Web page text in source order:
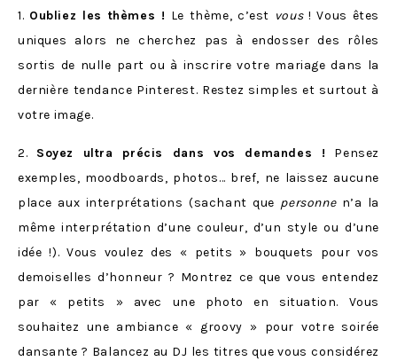
1. Oubliez les thèmes ! Le thème, c’est vous ! Vous êtes
uniques alors ne cherchez pas à endosser des rôles
sortis de nulle part ou à inscrire votre mariage dans la
dernière tendance Pinterest. Restez simples et surtout à
votre image.
2. Soyez ultra précis dans vos demandes ! Pensez
exemples, moodboards, photos… bref, ne laissez aucune
place aux interprétations (sachant que personnen’a la
même interprétation d’une couleur, d’un style ou d’une
idée !). Vous voulez des « petits » bouquets pour vos
demoiselles d’honneur ? Montrez ce que vous entendez
par « petits » avec une photo en situation. Vous
souhaitez une ambiance « groovy » pour votre soirée
dansante ? Balancez au DJ les titres que vous considérez